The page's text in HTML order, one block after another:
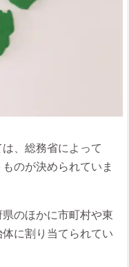
、総務省によって
のが決められていま
のほかに市町村や東
に割り当てられてい